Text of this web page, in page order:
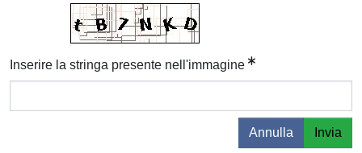
Inserire la stringa presente nell'immagine
Annulla Invia